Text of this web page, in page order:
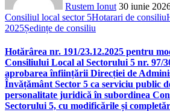
Rustem Ionut 30 iunie
Consiliul local sector 5Hotarari de consiliu
2025Ședințe de consiliu
Hotărârea nr. 191/23.12.2025 pentru
Consiliului Local al Sectorului 5 nr. 97/
aprobarea înființării Direcției de
Învățământ Sector 5 ca serviciu public
personalitate juridică în subordinea
Sectorului 5, cu modificările și